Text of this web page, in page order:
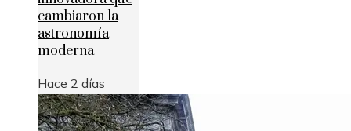
cambiaron la
astronomía
moderna
Hace 2 días